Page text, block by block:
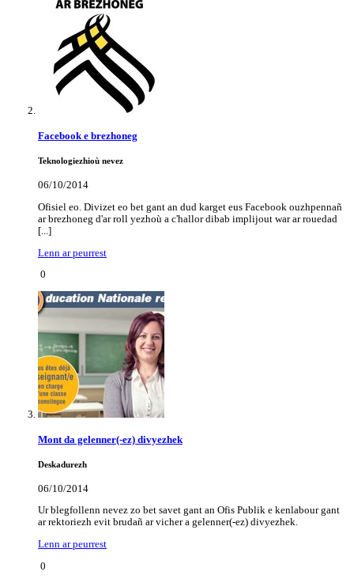
Facebook e brezhoneg
Teknologiezhioù nevez
06/10/2014
Ofisiel eo. Divizet eo bet gant an dud karget eus Facebook ouzhpennañ
ar brezhoneg d'ar roll yezhoù a c'hallor dibab implijout war ar rouedad
[...]
Lenn ar peurrest
0
Mont da gelenner(-ez) divyezhek
Deskadurezh
06/10/2014
Ur blegfollenn nevez zo bet savet gant an Ofis Publik e kenlabour gant
ar rektoriezh evit brudañ ar vicher a gelenner(-ez) divyezhek.
Lenn ar peurrest
0